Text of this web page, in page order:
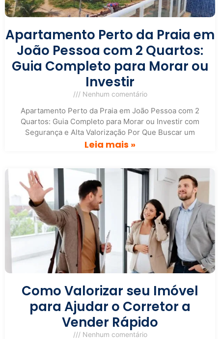
Apartamento Perto da Praia em
João Pessoa com 2 Quartos:
Guia Completo para Morar ou
Investir
Nenhum comentário
Apartamento Perto da Praia em João Pessoa com 2
Quartos: Guia Completo para Morar ou Investir com
Segurança e Alta Valorização Por Que Buscar um
Leia mais »
Como Valorizar seu Imóvel
para Ajudar o Corretor a
Vender Rápido
Nenhum comentário